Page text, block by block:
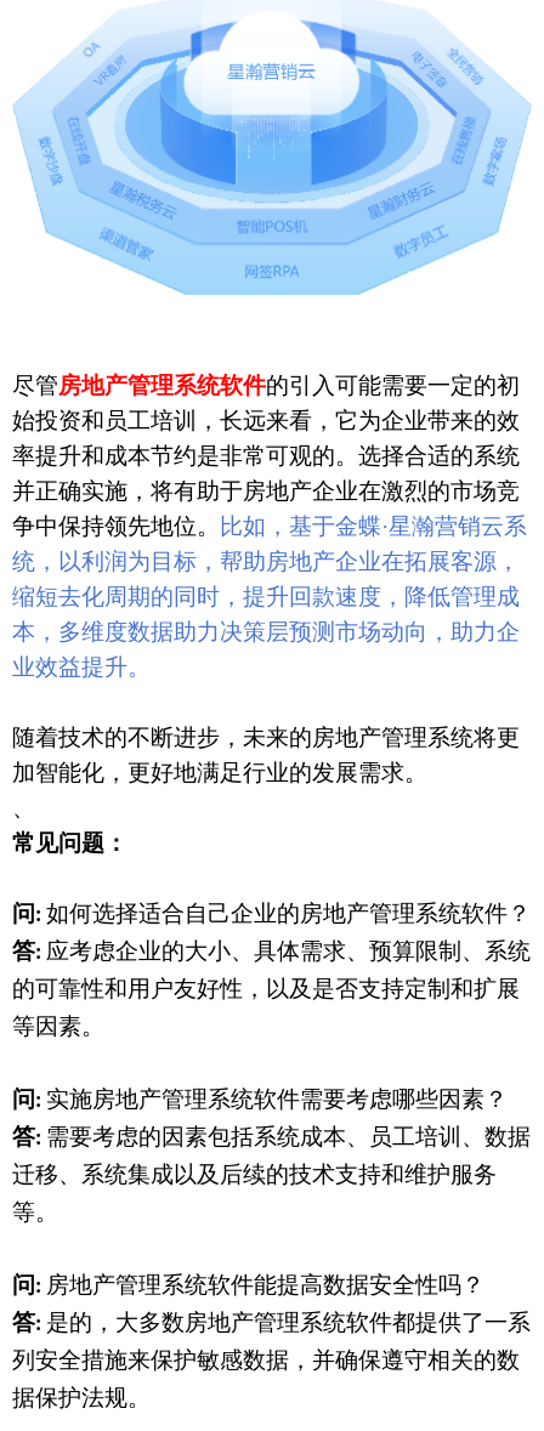
尽管房地产管理系统软件的引入可能需要一定的初
始投资和员工培训，长远来看，它为企业带来的效
率提升和成本节约是非常可观的。选择合适的系统
并正确实施，将有助于房地产企业在激烈的市场竞
争中保持领先地位。
比如，基于金蝶·星瀚营销云系
统，以利润为目标，帮助房地产企业在拓展客源，
缩短去化周期的同时，提升回款速度，降低管理成
本，多维度数据助力决策层预测市场动向，助力企
业效益提升。
随着技术的不断进步，未来的房地产管理系统将更
加智能化，更好地满足行业的发展需求。
、
常见问题：
问 : 如何选择适合自己企业的房地产管理系统软件？
答: 应考虑企业的大小、具体需求、预算限制、系统
的可靠性和用户友好性，以及是否支持定制和扩展
等因素。
问 : 实施房地产管理系统软件需要考虑哪些因素？
答: 需要考虑的因素包括系统成本、员工培训、数据
迁移、系统集成以及后续的技术支持和维护服务
等。
问 : 房地产管理系统软件能提高数据安全性吗？
答: 是的，大多数房地产管理系统软件都提供了一系
列安全措施来保护敏感数据，并确保遵守相关的数
据保护法规。